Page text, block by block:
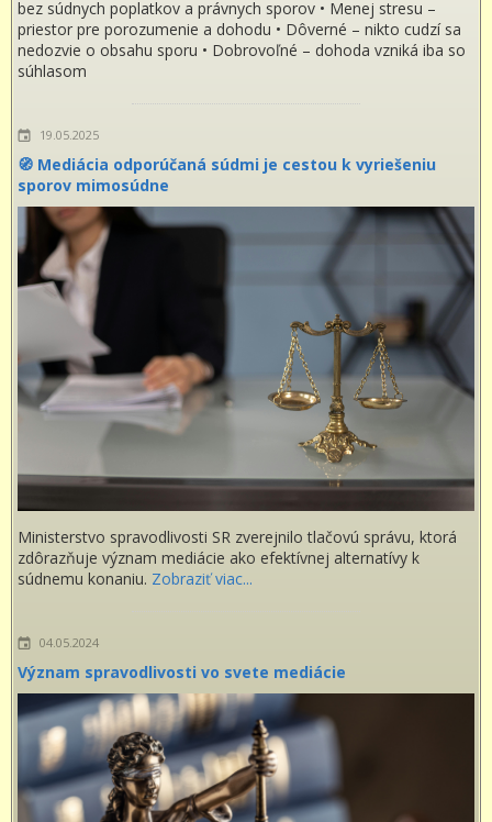
bez súdnych poplatkov a právnych sporov • Menej stresu –
priestor pre porozumenie a dohodu • Dôverné – nikto cudzí sa
nedozvie o obsahu sporu • Dobrovoľné – dohoda vzniká iba so
súhlasom
19.05.2025
🧭 Mediácia odporúčaná súdmi je cestou k vyriešeniu
sporov mimosúdne
Ministerstvo spravodlivosti SR zverejnilo tlačovú správu, ktorá
zdôrazňuje význam mediácie ako efektívnej alternatívy k
súdnemu konaniu. Zobraziť viac...
04.05.2024
Význam spravodlivosti vo svete mediácie